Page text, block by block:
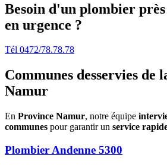
Besoin d'un plombier près
en urgence ?
Tél 0472/78.78.78
Communes desservies de
Namur
En Province Namur, notre équipe
communes pour garantir un service
Plombier Andenne 5300